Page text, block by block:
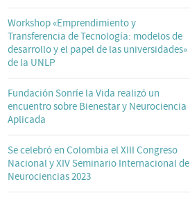
Workshop «Emprendimiento y
Transferencia de Tecnología: modelos de
desarrollo y el papel de las universidades»
de la UNLP
Fundación Sonríe la Vida realizó un
encuentro sobre Bienestar y Neurociencia
Aplicada
Se celebró en Colombia el XIII Congreso
Nacional y XIV Seminario Internacional de
Neurociencias 2023